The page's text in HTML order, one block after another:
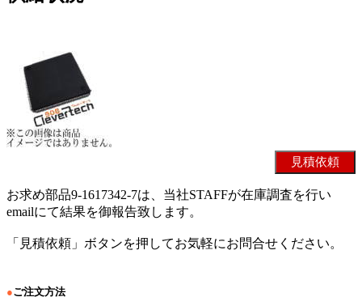
お求め部品9-1617342-7は、当社STAFFが在庫調査を行い
emailにて結果を御報告致します。
「見積依頼」ボタンを押してお気軽にお問合せください。
●ご注文方法